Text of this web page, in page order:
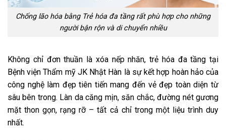
Chống lão hóa bằng Trẻ hóa đa tầng rất phù hợp cho những
người bận rộn và di chuyển nhiều
Không chỉ đơn thuần là xóa nếp nhăn, trẻ hóa đa tầng tại
Bệnh viện Thẩm mỹ JK Nhật Hàn là sự kết hợp hoàn hảo của
công nghệ làm đẹp tiên tiến mang đến vẻ đẹp toàn diện từ
sâu bên trong. Làn da căng mịn, săn chắc, đường nét gương
mặt thon gọn, rạng rỡ – tất cả chỉ trong một liệu trình duy
nhất.